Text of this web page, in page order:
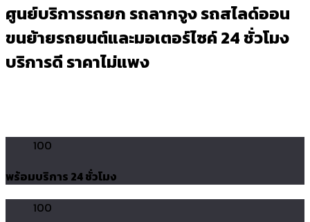
ศูนย์บริการรถยก รถลากจูง รถสไลด์ออน
ขนย้ายรถยนต์และมอเตอร์ไซค์ 24 ชั่วโมง
บริการดี ราคาไม่แพง
100
พร้อมบริการ 24 ชั่วโมง
100